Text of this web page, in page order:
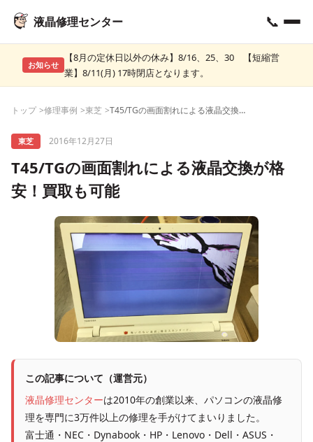
液晶修理センター 📞
お知らせ
【8月の定休日以外の休み】8/16、25、30 【短縮営
業】8/11(月) 17時閉店となります。
トップ 修理事例 東芝 T45/TGの画面割れによる液晶交換が格安！買取も可能
東芝 2016年12月27日
T45/TGの画面割れによる液晶交換が格
安！買取も可能
この記事について（運営元）
液晶修理センターは2010年の創業以来、パソコンの液晶修
理を専門に3万件以上の修理を手がけてまいりました。
富士通・NEC・Dynabook・HP・Lenovo・Dell・ASUS・